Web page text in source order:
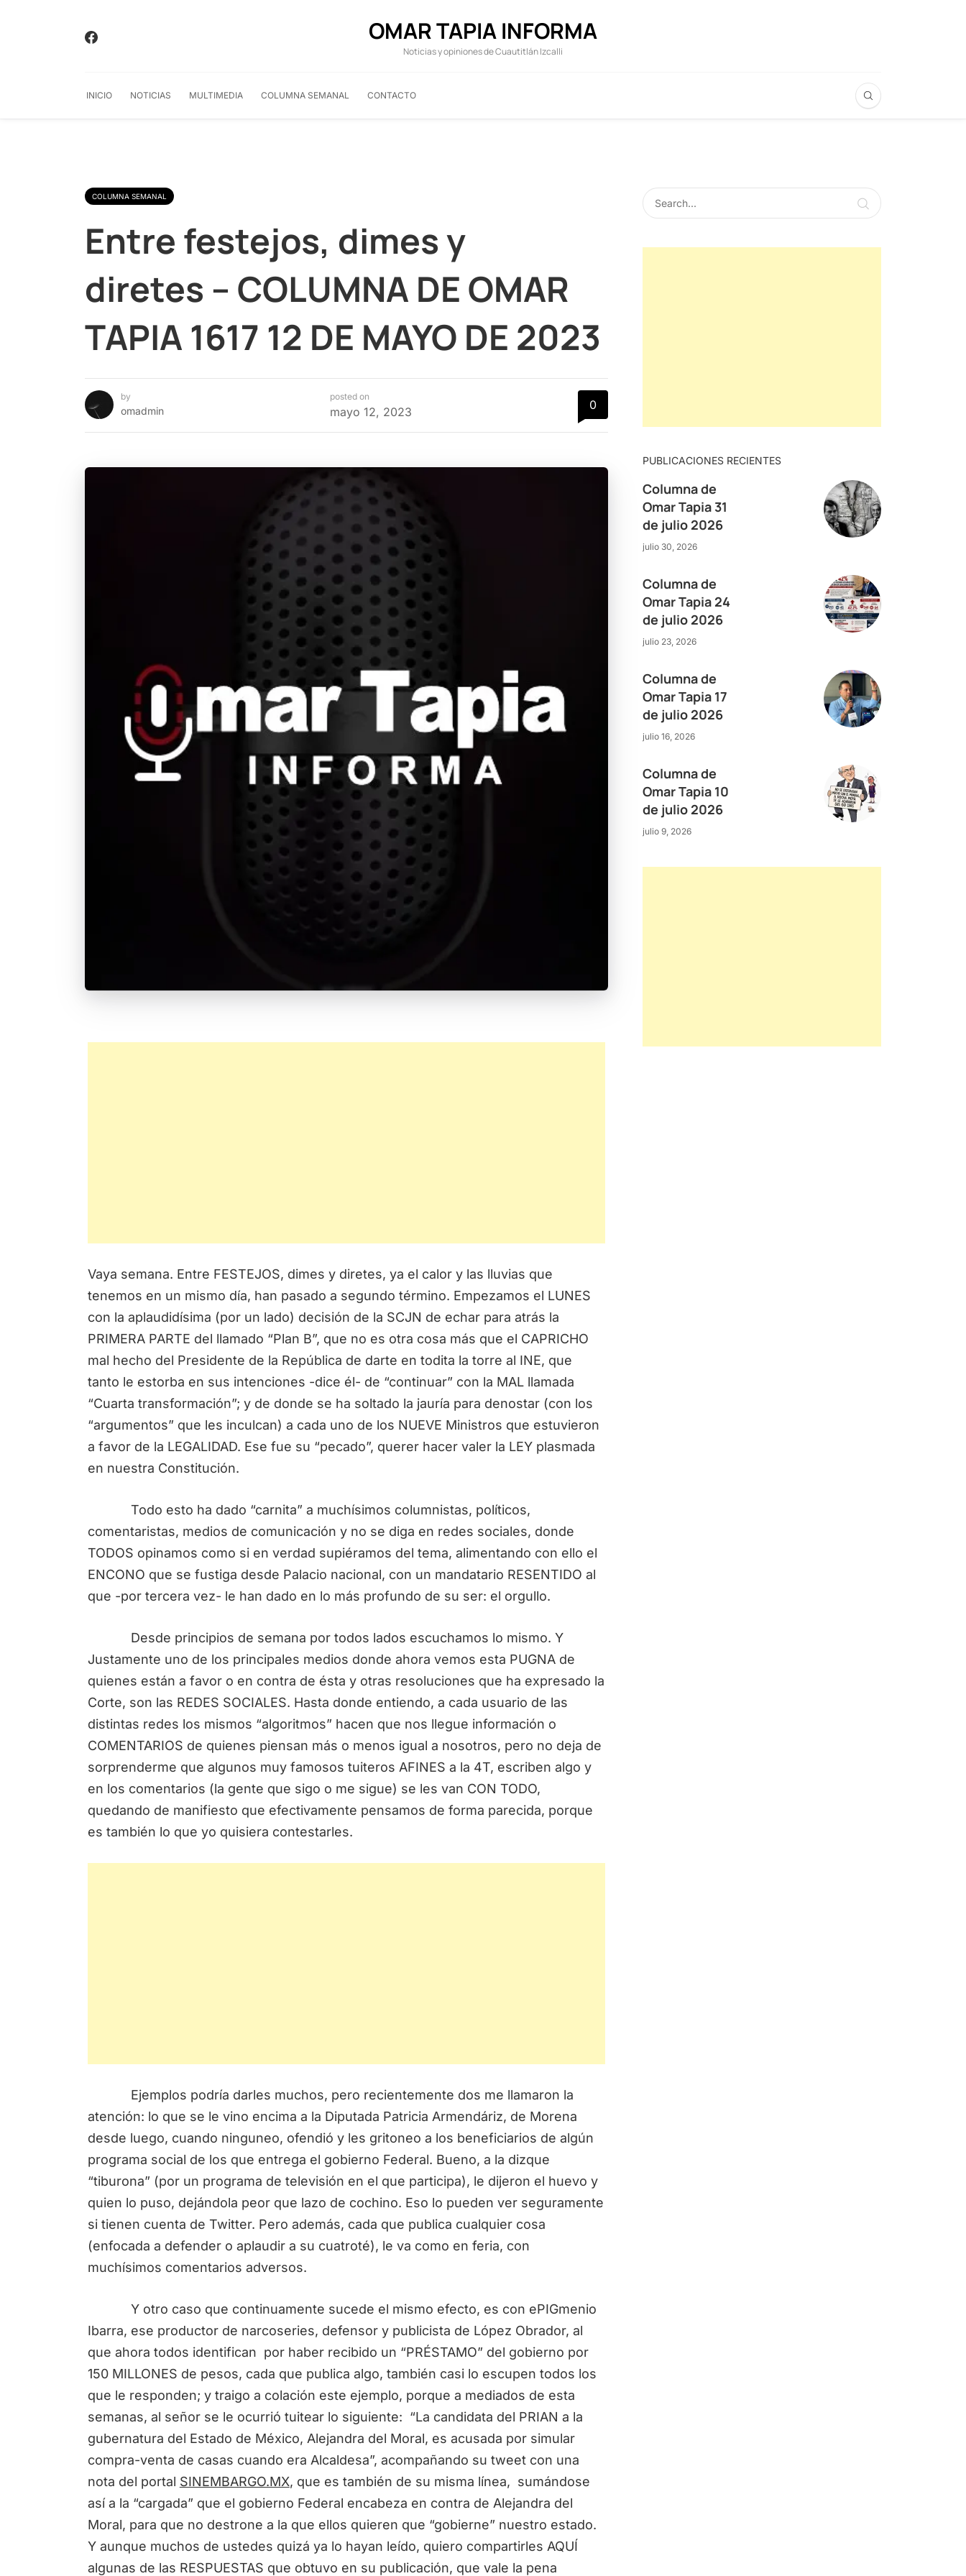
OMAR TAPIA INFORMA
Noticias y opiniones de Cuautitlán Izcalli
INICIO NOTICIAS MULTIMEDIA COLUMNA SEMANAL CONTACTO
COLUMNA SEMANAL
Entre festejos, dimes y
diretes – COLUMNA DE OMAR
TAPIA 1617 12 DE MAYO DE 2023
by
omadmin
posted on
mayo 12, 2023 0
Vaya semana. Entre FESTEJOS, dimes y diretes, ya el calor y las lluvias que
tenemos en un mismo día, han pasado a segundo término. Empezamos el LUNES
con la aplaudidísima (por un lado) decisión de la SCJN de echar para atrás la
PRIMERA PARTE del llamado “Plan B”, que no es otra cosa más que el CAPRICHO
mal hecho del Presidente de la República de darte en todita la torre al INE, que
tanto le estorba en sus intenciones -dice él- de “continuar” con la MAL llamada
“Cuarta transformación”; y de donde se ha soltado la jauría para denostar (con los
“argumentos” que les inculcan) a cada uno de los NUEVE Ministros que estuvieron
a favor de la LEGALIDAD. Ese fue su “pecado”, querer hacer valer la LEY plasmada
en nuestra Constitución.
Todo esto ha dado “carnita” a muchísimos columnistas, políticos,
comentaristas, medios de comunicación y no se diga en redes sociales, donde
TODOS opinamos como si en verdad supiéramos del tema, alimentando con ello el
ENCONO que se fustiga desde Palacio nacional, con un mandatario RESENTIDO al
que -por tercera vez- le han dado en lo más profundo de su ser: el orgullo.
Desde principios de semana por todos lados escuchamos lo mismo. Y
Justamente uno de los principales medios donde ahora vemos esta PUGNA de
quienes están a favor o en contra de ésta y otras resoluciones que ha expresado la
Corte, son las REDES SOCIALES. Hasta donde entiendo, a cada usuario de las
distintas redes los mismos “algoritmos” hacen que nos llegue información o
COMENTARIOS de quienes piensan más o menos igual a nosotros, pero no deja de
sorprenderme que algunos muy famosos tuiteros AFINES a la 4T, escriben algo y
en los comentarios (la gente que sigo o me sigue) se les van CON TODO,
quedando de manifiesto que efectivamente pensamos de forma parecida, porque
es también lo que yo quisiera contestarles.
Ejemplos podría darles muchos, pero recientemente dos me llamaron la
atención: lo que se le vino encima a la Diputada Patricia Armendáriz, de Morena
desde luego, cuando ninguneo, ofendió y les gritoneo a los beneficiarios de algún
programa social de los que entrega el gobierno Federal. Bueno, a la dizque
“tiburona” (por un programa de televisión en el que participa), le dijeron el huevo y
quien lo puso, dejándola peor que lazo de cochino. Eso lo pueden ver seguramente
si tienen cuenta de Twitter. Pero además, cada que publica cualquier cosa
(enfocada a defender o aplaudir a su cuatroté), le va como en feria, con
muchísimos comentarios adversos.
Y otro caso que continuamente sucede el mismo efecto, es con ePIGmenio
Ibarra, ese productor de narcoseries, defensor y publicista de López Obrador, al
que ahora todos identifican por haber recibido un “PRÉSTAMO” del gobierno por
150 MILLONES de pesos, cada que publica algo, también casi lo escupen todos los
que le responden; y traigo a colación este ejemplo, porque a mediados de esta
semanas, al señor se le ocurrió tuitear lo siguiente: “La candidata del PRIAN a la
gubernatura del Estado de México, Alejandra del Moral, es acusada por simular
compra-venta de casas cuando era Alcaldesa”, acompañando su tweet con una
nota del portal SINEMBARGO.MX, que es también de su misma línea, sumándose
así a la “cargada” que el gobierno Federal encabeza en contra de Alejandra del
Moral, para que no destrone a la que ellos quieren que “gobierne” nuestro estado.
Y aunque muchos de ustedes quizá ya lo hayan leído, quiero compartirles AQUÍ
algunas de las RESPUESTAS que obtuvo en su publicación, que vale la pena
PUBLICACIONES RECIENTES
Columna de
Omar Tapia 31
de julio 2026
julio 30, 2026
Columna de
Omar Tapia 24
de julio 2026
julio 23, 2026
Columna de
Omar Tapia 17
de julio 2026
julio 16, 2026
Columna de
Omar Tapia 10
de julio 2026
julio 9, 2026